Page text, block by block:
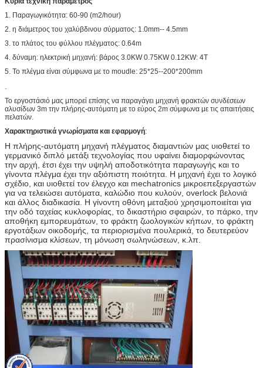
1. Παραγωγικότητα: 60-90 (m2/hour)
2. η διάμετρος του χαλύβδινου σύρματος: 1.0mm-- 4.5mm
3. το πλάτος του φύλλου πλέγματος: 0.64m
4. δύναμη: ηλεκτρική μηχανή: βάρος 3.0KW 0.75KW 0.12KW: 4T
5. Το πλέγμα είναι σύμφωνα με το moudle: 25*25--200*200mm
Το εργοστάσιό μας μπορεί επίσης να παραγάγει μηχανή φρακτών συνδέσεων
αλυσίδων 3m την πλήρης-αυτόματη με το εύρος 2m σύμφωνα με τις απαιτήσεις
πελατών.
Χαρακτηριστικά γνωρίσματα και εφαρμογή:
Η πλήρης-αυτόματη μηχανή πλέγματος διαμαντιών μας υιοθετεί το
γερμανικό διπλό μετάξι τεχνολογίας που υφαίνει διαμορφώνοντας
την αρχή, έτσι έχει την υψηλή αποδοτικότητα παραγωγής και το
γίνοντα πλέγμα έχει την αξιόπιστη ποιότητα. Η μηχανή έχει το λογικό
σχέδιο, και υιοθετεί τον έλεγχο και mechatronics μικροεπεξεργαστών
για να τελειώσει αυτόματα, καλώδιο που κυλούν, overlock βελονιά
και άλλος διαδικασία. Η γίνοντη οθόνη μεταξιού χρησιμοποιείται για
την οδό ταχείας κυκλοφορίας, το δικαστήριο σφαιρών, το πάρκο, την
αποθήκη εμπορευμάτων, το φράκτη ζωολογικών κήπων, το φράκτη
εργοτάξιων οικοδομής, τα περιορισμένα πουλερικά, το δευτερεύον
πρασίνισμα κλίσεων, τη μόνωση σωληνώσεων, κ.λπ.